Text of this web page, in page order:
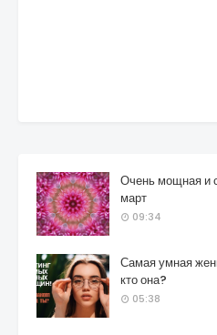
Очень мощная и
март
09:34
Самая умная
кто она?
05:38